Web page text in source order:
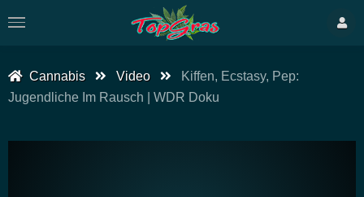
Cannabis Video
Kiffen, Ecstasy, Pep:
Jugendliche Im Rausch | WDR Doku